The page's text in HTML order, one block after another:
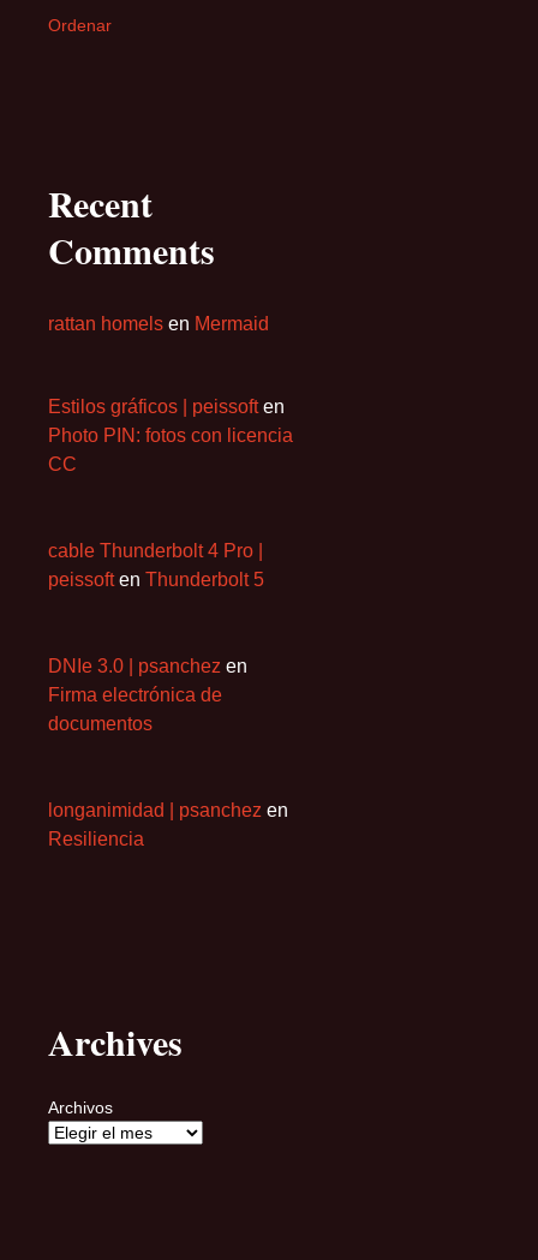
Ordenar
Recent
Comments
rattan homels en Mermaid
Estilos gráficos | peissoften
Photo PIN: fotos con licencia
CC
cable Thunderbolt 4 Pro |
peissoften Thunderbolt 5
DNIe 3.0 | psanchez en
Firma electrónica de
documentos
longanimidad | psanchez en
Resiliencia
Archives
Archivos